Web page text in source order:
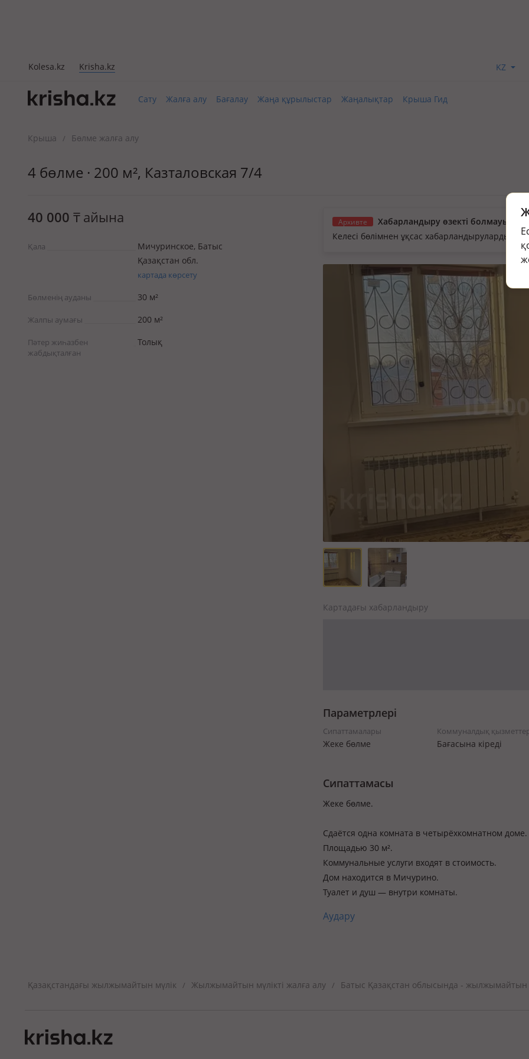
Kolesa.kz Krisha.kz KZ
Сату Жалға алу Бағалау Жаңа құрылыстар Жаңалықтар Крыша Гид
Крыша / Бөлме жалға алу
4 бөлме · 200 м², Казталовская 7/4
40 000 ₸ айына
Қала
Мичуринское, Батыс
Қазақстан обл.
картада көрсету
Бөлменің ауданы 30 м²
Жалпы аумағы 200 м²
Пәтер жиһазбен
жабдықталған
Толық
Архивте
Хабарландыру өзекті болмауы
Келесі бөлімнен ұқсас хабарландыруларды
Картадағы хабарландыру
Параметрлері
Сипаттамалары
Жеке бөлме
Коммуналдық
Бағасына кіреді
Сипаттамасы
Жеке бөлме.
Сдаётся одна комната в четырёхкомнатном доме.
Площадью 30 м².
Коммунальные услуги входят в стоимость.
Дом находится в Мичурино.
Туалет и душ — внутри комнаты.
Аудару
Қазақстандағы жылжымайтын мүлік / Жылжымайтын мүлікті жалға алу / Батыс Қазақстан облысында - жылжымайтын